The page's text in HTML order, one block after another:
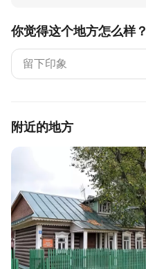
你觉得这个地方怎么样？
附近的地方